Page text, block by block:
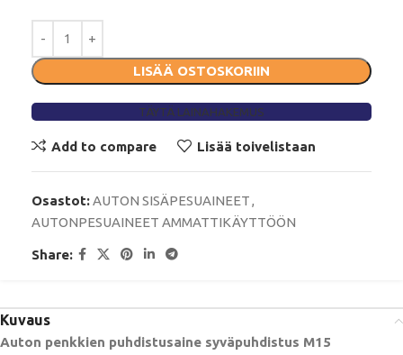
LISÄÄ OSTOSKORIIN
TÄYTÄ LAINAHAKEMUS
Add to compare Lisää toivelistaan
Osastot:AUTON SISÄPESUAINEET,
AUTONPESUAINEET AMMATTIKÄYTTÖÖN
Share:
Kuvaus
Auton penkkien puhdistusaine syväpuhdistus M15